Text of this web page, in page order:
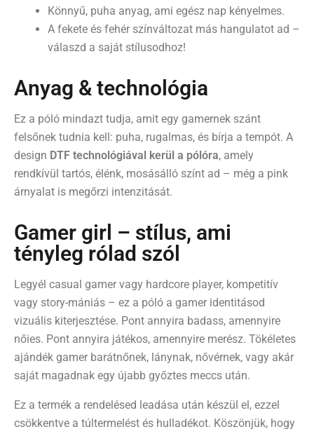
Könnyű, puha anyag, ami egész nap kényelmes.
A fekete és fehér színváltozat más hangulatot ad –
válaszd a saját stílusodhoz!
Anyag & technológia
Ez a póló mindazt tudja, amit egy gamernek szánt
felsőnek tudnia kell: puha, rugalmas, és bírja a tempót. A
design DTF technológiával kerül a pólóra, amely
rendkívül tartós, élénk, mosásálló színt ad – még a pink
árnyalat is megőrzi intenzitását.
Gamer girl – stílus, ami
tényleg rólad szól
Legyél casual gamer vagy hardcore player, kompetitív
vagy story-mániás – ez a póló a gamer identitásod
vizuális kiterjesztése. Pont annyira badass, amennyire
nőies. Pont annyira játékos, amennyire merész. Tökéletes
ajándék gamer barátnőnek, lánynak, nővérnek, vagy akár
saját magadnak egy újabb győztes meccs után.
Ez a termék a rendelésed leadása után készül el, ezzel
csökkentve a túltermelést és hulladékot. Köszönjük, hogy